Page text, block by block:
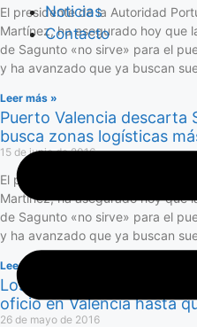
Noticias
Contacto
El presidente de la Autoridad
Martínez, ha asegurado hoy que
de Sagunto «no sirve» para el
y ha avanzado que ya buscan
Leer más »
Puerto Valencia descarta
busca zonas logísticas
15 de junio de 2016
El presidente de la Autoridad
Martínez, ha asegurado hoy que
de Sagunto «no sirve» para el
y ha avanzado que ya buscan
Leer más »
Los sindicatos de la
oficio en Valencia hasta
26 de mayo de 2016